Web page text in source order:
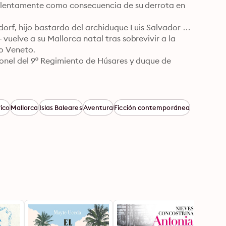
como consecuencia de su derrota en
hijo bastardo del archiduque Luis Salvador de
a su Mallorca natal tras sobrevivir a la
Veneto.
del 9º Regimiento de Húsares y duque de
después de embarcar, fue acusado de
Catalina era la única hermana de un
de Algaida, un arrogante aristócrata
MallorcaIslas BalearesAventuraFicción contemporánea